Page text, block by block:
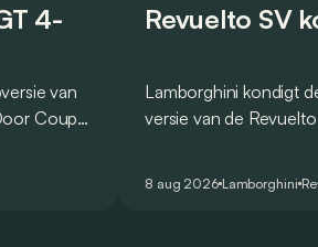
4-
van
Coupé
Revuelto SV
Lamborghini kondigt
versie van de
een record voor
8 aug 2026 Lamborghini